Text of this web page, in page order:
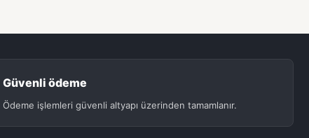
Güvenli ödeme
Ödeme işlemleri güvenli altyapı üzerinden tamamlanır.